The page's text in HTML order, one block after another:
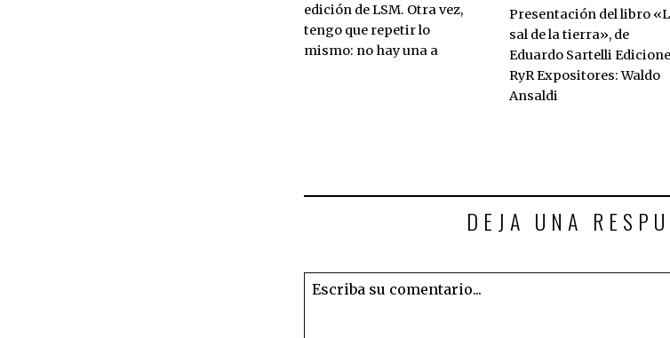
edición de LSM. Otra vez,
tengo que repetir lo
mismo: no hay una a
Presentación del libro
sal de la tierra», de
Eduardo Sartelli
RyR Expositores: Waldo
Ansaldi
DEJA UNA